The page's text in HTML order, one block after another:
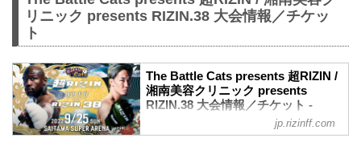
リニック presents RIZIN.38 大会情報／チケッ
ト
The Battle Cats presents 超RIZIN /
湘南美容クリニック presents
RIZIN.38 大会情報／チケット -
RIZIN FIGHTING FEDERATION オ
フィシャルサイト
jp.rizinff.com